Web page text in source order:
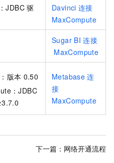
JDBC 驱
Davinci 连接
MaxCompute
Sugar BI 连接
MaxCompute
版本 0.50
：JDBC
Metabase 连
接
MaxCompute
下一篇： 网络开通流程